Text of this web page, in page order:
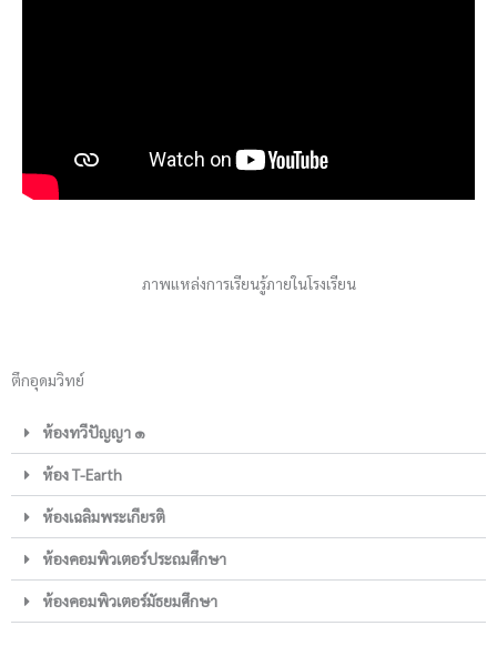
ภาพแหล่งการเรียนรู้ภายในโรงเรียน
ตึกอุดมวิทย์
ห้องทวีปัญญา ๑
ห้อง T-Earth
ห้องเฉลิมพระเกียรติ
ห้องคอมพิวเตอร์ประถมศึกษา
ห้องคอมพิวเตอร์มัธยมศึกษา